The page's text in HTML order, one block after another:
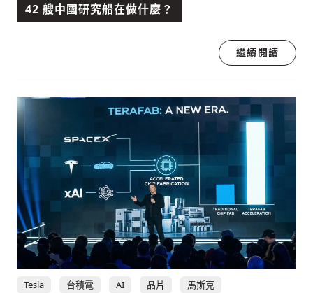
42 艘中國研究船在做什麼？
繼續閱讀
Tesla 台積電 AI 晶片 馬斯克